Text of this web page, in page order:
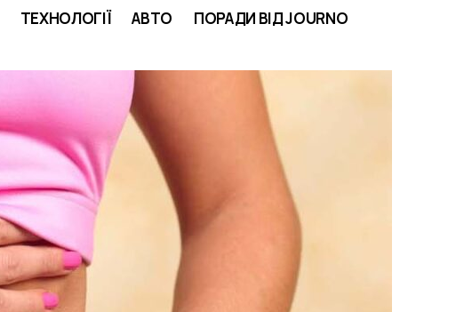
ТЕХНОЛОГІЇ АВТО ПОРАДИ ВІД JOURNO